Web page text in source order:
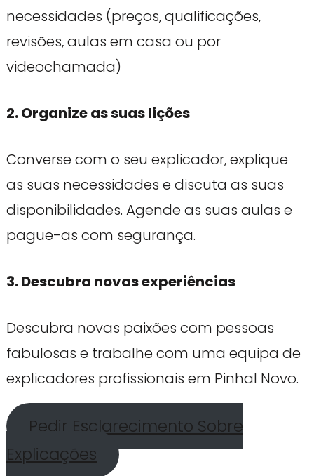
necessidades (preços, qualificações,
revisões, aulas em casa ou por
videochamada)
2. Organize as suas lições
Converse com o seu explicador, explique
as suas necessidades e discuta as suas
disponibilidades. Agende as suas aulas e
pague-as com segurança.
3. Descubra novas experiências
Descubra novas paixões com pessoas
fabulosas e trabalhe com uma equipa de
explicadores profissionais em Pinhal Novo.
Pedir Esclarecimento Sobre
Explicações